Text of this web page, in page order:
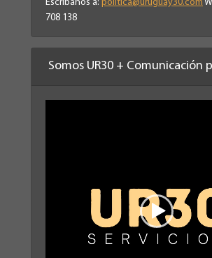
Escríbanos a: politica@uruguay30.com
708 138
Somos UR30 + Comunicación